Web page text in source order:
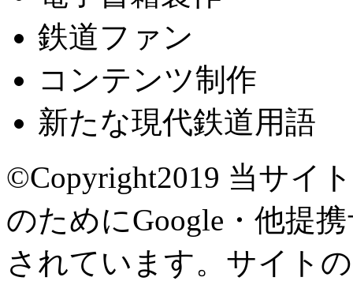
鉄道ファン
コンテンツ制作
新たな現代鉄道用語
©Copyright2019 当サイ
のためにGoogle・他提
されています。サイト